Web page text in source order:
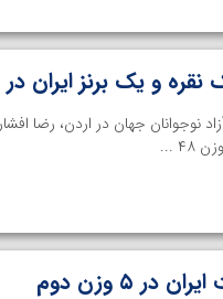
یک برنز ایران در ۵ وزن اول
...